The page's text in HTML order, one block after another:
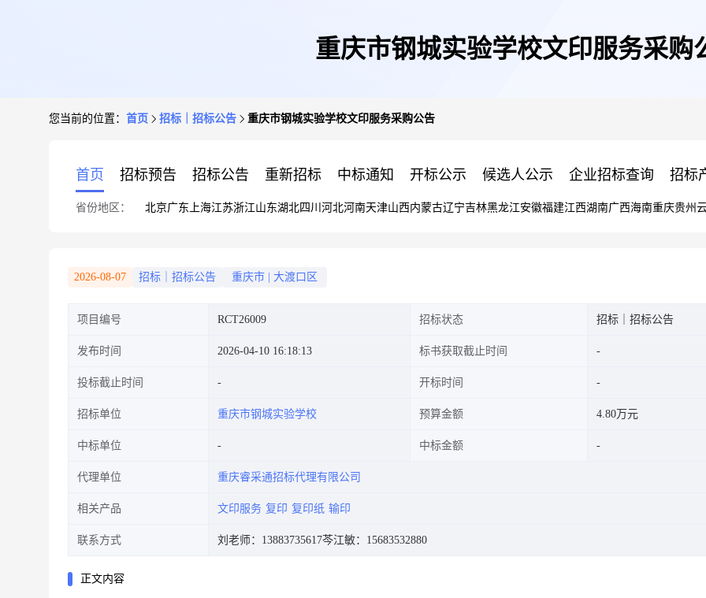
重庆市钢城实验学校文印服务采购
您当前的位置： 首页 招标｜招标公告 重庆市钢城实验学校文印服务采购公告
首页 招标预告 招标公告 重新招标 中标通知 开标公示 候选人公示 企业招标查询 招标
省份地区： 北京广东 上海江苏浙江山东湖北四川 河北河南天津山西内蒙古辽宁吉林黑龙江安徽福建江西湖南广西海南重庆贵州
2026-08-07 招标｜招标公告 重庆市 大渡口区
项目编号 RCT26009 招标状态 招标｜招标公告
发布时间 2026-04-10 16:18:13 标书获取截止时间
投标截止时间 开标时间
招标单位 重庆市钢城实验学校 预算金额 4.80万元
中标单位 中标金额
代理单位 重庆睿采通招标代理有限公司
相关产品 文印服务 复印 复印纸 输印
联系方式 刘老师：13883735617芩江敏：15683532880
正文内容